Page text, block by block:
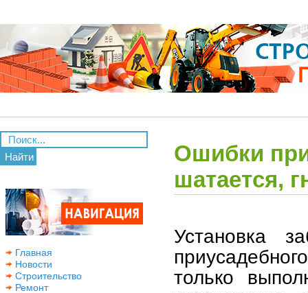
Найти
Главная
Новости
Строительство
Ремонт
Ошибки
шатается,
Установка
только